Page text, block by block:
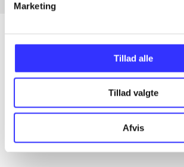
Marketing
Tillad alle
Tillad valgte
Afvis
Artikler
Alle registrerede artikler fordelt på